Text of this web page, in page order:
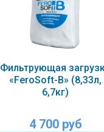
Фильтрующая
«FeroSoft-В» (8,33л,
6,7кг)
4 700 руб